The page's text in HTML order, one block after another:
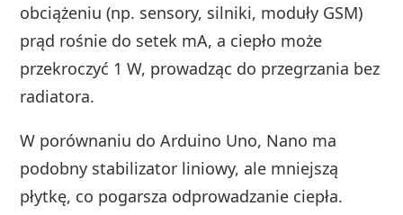
obciążeniu (np. sensory, silniki, moduły GSM)
prąd rośnie do setek mA, a ciepło może
przekroczyć 1 W, prowadząc do przegrzania bez
radiatora.
W porównaniu do Arduino Uno, Nano ma
podobny stabilizator liniowy, ale mniejszą
płytkę, co pogarsza odprowadzanie ciepła.